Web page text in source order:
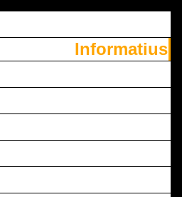
Informatius